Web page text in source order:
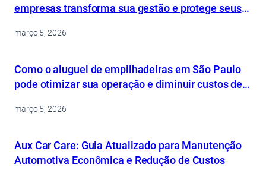
empresas transforma sua gestão e protege seus
março 5, 2026
Como o aluguel de empilhadeiras em São Paulo
pode otimizar sua operação e diminuir custos de
março 5, 2026
Aux Car Care: Guia Atualizado para Manutenção
Automotiva Econômica e Redução de Custos